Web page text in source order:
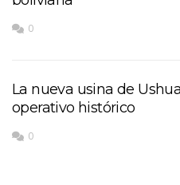
0
La nueva usina de
operativo histórico
0